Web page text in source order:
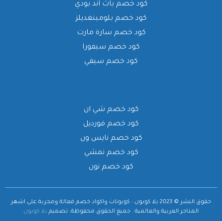
كود خصم باث اند بودي
كود خصم بلومينغديلز
كود خصم سارة مارت
كود خصم سيفورا
كود خصم سيفي
كود خصم شي ان
كود خصم فورديل
كود خصم نايس ون
كود خصم نمشي
كود خصم نون
حقوق النشر © 2023 يلا كوبون : كوبونات واكواد خصم فعالة ومجربة علي اشهر
المتاجر العربية والعالمية . جميع الحقوق محفوظة. تصميم يلا كوبون